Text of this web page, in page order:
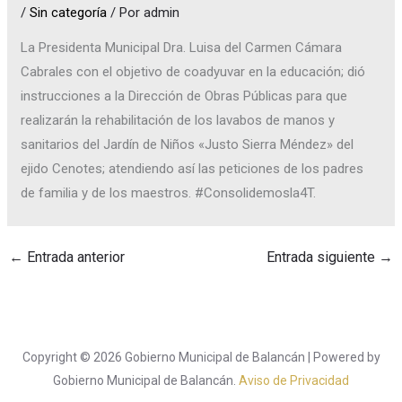
/Sin categoría / Poradmin
La Presidenta Municipal Dra. Luisa del Carmen Cámara
Cabrales con el objetivo de coadyuvar en la educación; dió
instrucciones a la Dirección de Obras Públicas para que
realizarán la rehabilitación de los lavabos de manos y
sanitarios del Jardín de Niños «Justo Sierra Méndez» del
ejido Cenotes; atendiendo así las peticiones de los padres
de familia y de los maestros. #Consolidemosla4T.
← Entrada anterior Entrada siguiente →
Copyright © 2026 Gobierno Municipal de Balancán | Powered by
Gobierno Municipal de Balancán. Aviso de Privacidad